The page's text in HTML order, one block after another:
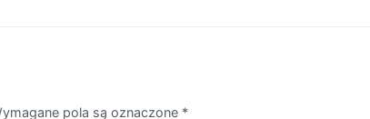
pola są oznaczone *